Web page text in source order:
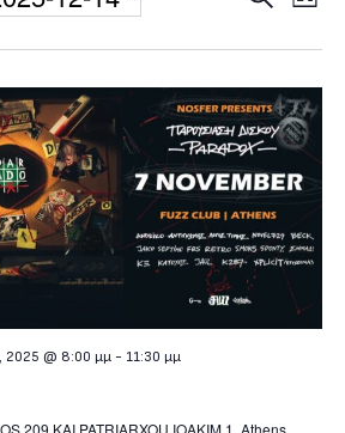
List
2025 @ 8:00 μμ- 11:30 μμ